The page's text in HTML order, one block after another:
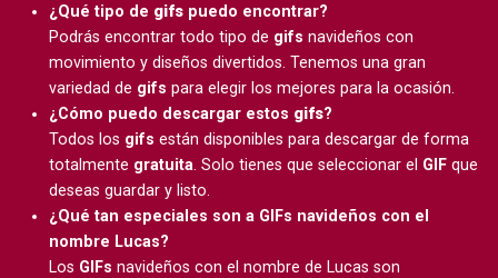
¿Qué tipo de gifs puedo encontrar?
Podrás encontrar todo tipo de gifs navideños con
movimiento y diseños divertidos. Tenemos una gran
variedad de gifs para elegir los mejores para la ocasión.
¿Cómo puedo descargar estos gifs?
Todos los gifs están disponibles para descargar de forma
totalmente gratuita. Solo tienes que seleccionar el GIF que
deseas guardar y listo.
¿Qué tan especiales son a GIFs navideños con el
nombre Lucas?
Los GIFs navideños con el nombre de Lucas son